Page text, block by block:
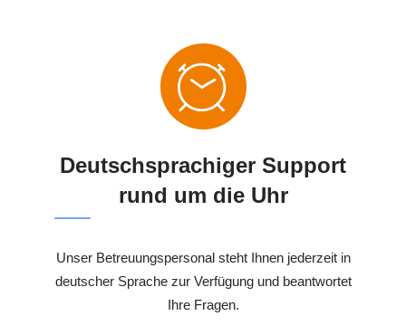
Deutschsprachiger Support
rund um die Uhr
Unser Betreuungspersonal steht Ihnen jederzeit in
deutscher Sprache zur Verfügung und beantwortet
Ihre Fragen.